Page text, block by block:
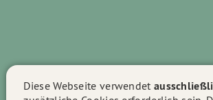
Diese Webseite verwendet